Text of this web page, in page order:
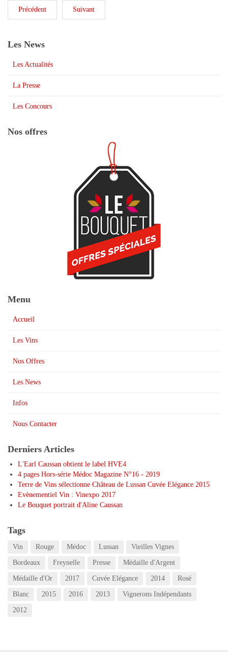
Précédent Suivant
Les News
Les Actualités
La Presse
Les Concours
Nos offres
Menu
Accueil
Les Vins
Nos Offres
Les News
Infos
Nous Contacter
Derniers Articles
L'Earl Caussan obtient le label HVE4
4 pages Hors-série Médoc Magazine N°16 - 2019
Terre de Vins sélectionne Château de Lussan Cuvée Elégance 2015
Evènementiel Vin : Vinexpo 2017
Le Bouquet portrait d'Aline Caussan
Tags
Vin Rouge Médoc Lussan Vieilles Vignes
Bordeaux Freynelle Presse Médaille d'Argent
Médaille d'Or 2017 Cuvée Elégance 2014 Rosé
Blanc 2015 2016 2013 Vignerons Indépendants
2012